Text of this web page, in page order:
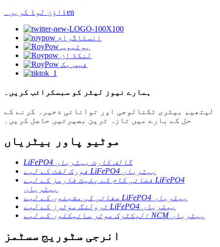
ڈاؤن لوڈ کریں۔en
ہمارے نیوز لیٹر کو سبسکرائب کریں۔
لیتھیم بیٹری ٹکنالوجی اور توانائی ذخیرہ کرنے کے
حل کے بارے میں تازہ ترین بصیرتیں حاصل کریں۔
موٹیو پاور بیٹریاں
LiFePO4 گالف کارٹ بیٹریاں
فورک لفٹ کے لیے LiFePO4 بیٹریاں
فضائی کام کے پلیٹ فارمز کے لیے LiFePO4
بیٹریاں
صفائی کی مشینوں کے لیے LiFePO4 بیٹریاں
ٹرولنگ موٹرز کے لیے LiFePO4 بیٹریاں
الیکٹرک موٹر سائیکلوں کے لیے NCM بیٹریاں
انرجی سٹوریج سسٹمز